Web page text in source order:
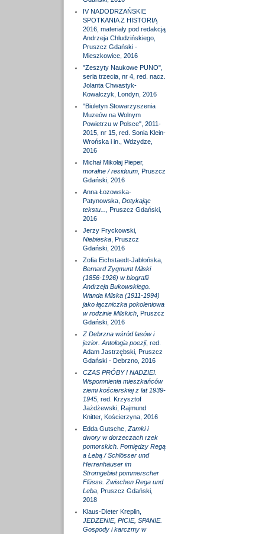
IV NADODRZAŃSKIE
SPOTKANIA Z HISTORIĄ
2016, materiały pod redakcją
Andrzeja Chludzińskiego,
Pruszcz Gdański -
Mieszkowice, 2016
"Zeszyty Naukowe PUNO",
seria trzecia, nr 4, red. nacz.
Jolanta Chwastyk-
Kowalczyk, Londyn, 2016
"Biuletyn Stowarzyszenia
Muzeów na Wolnym
Powietrzu w Polsce", 2011-
2015, nr 15, red. Sonia Klein-
Wrońska i in., Wdzydze,
2016
Michał Mikołaj Pieper,
moralne / residuum, Pruszcz
Gdański, 2016
Anna Łozowska-
Patynowska, Dotykając
tekstu...
, Pruszcz Gdański,
2016
Jerzy Fryckowski,
Niebieska, Pruszcz
Gdański, 2016
Zofia Eichstaedt-Jabłońska,
Bernard Zygmunt Milski
(1856-1926) w biografii
Andrzeja Bukowskiego.
Wanda Milska (1911-1994)
jako łączniczka pokoleniowa
w rodzinie Milskich, Pruszcz
Gdański, 2016
Z Debrzna wśród lasów i
jezior. Antologia poezji, red.
Adam Jastrzębski, Pruszcz
Gdański - Debrzno, 2016
CZAS PRÓBY I NADZIEI.
Wspomnienia mieszkańców
ziemi kościerskiej z lat 1939-
1945, red. Krzysztof
Jażdżewski, Rajmund
Knitter, Kościerzyna, 2016
Edda Gutsche, Zamki i
dwory w dorzeczach rzek
pomorskich. Pomiędzy Regą
a Łebą / Schlösser und
Herrenhäuser im
Stromgebiet pommerscher
Flüsse. Zwischen Rega und
Leba, Pruszcz Gdański,
2018
Klaus-Dieter Kreplin,
JEDZENIE, PICIE, SPANIE.
Gospody i karczmy w